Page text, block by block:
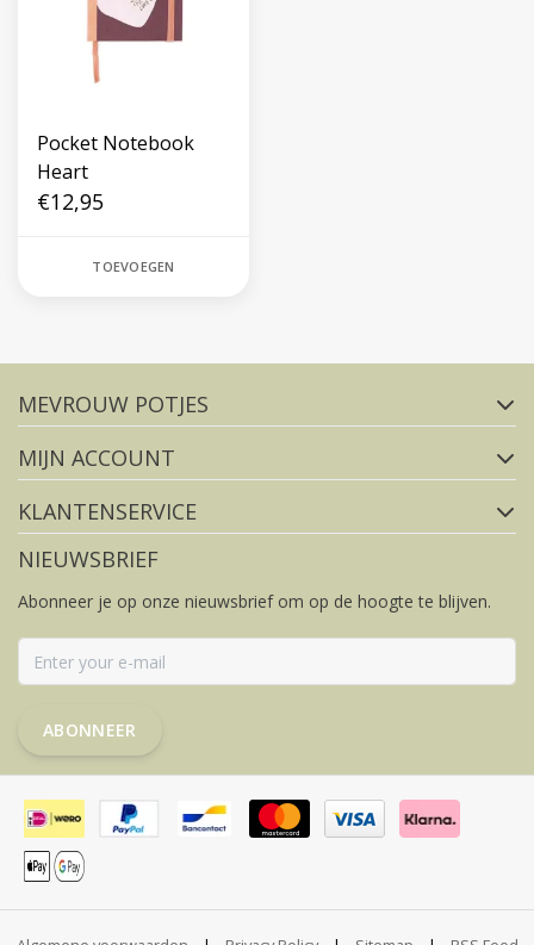
Pocket Notebook
Heart
€12,95
TOEVOEGEN
FACEBOOK
MEVROUW POTJES
MIJN ACCOUNT
KLANTENSERVICE
NIEUWSBRIEF
Abonneer je op onze nieuwsbrief om op de hoogte te blijven.
ABONNEER